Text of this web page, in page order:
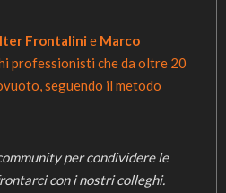
Frontalini e Marco
professionisti che da oltre 20
seguendo il metodo
per condividere le
con i nostri colleghi.